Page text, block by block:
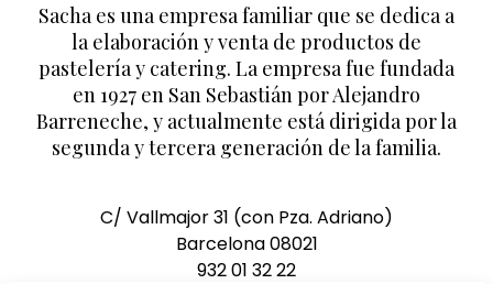
Sacha es una empresa familiar que se dedica a
la elaboración y venta de productos de
pastelería y catering. La empresa fue fundada
en 1927 en San Sebastián por Alejandro
Barreneche, y actualmente está dirigida por la
segunda y tercera generación de la familia.
C/ Vallmajor 31 (con Pza. Adriano)
Barcelona 08021
932 01 32 22